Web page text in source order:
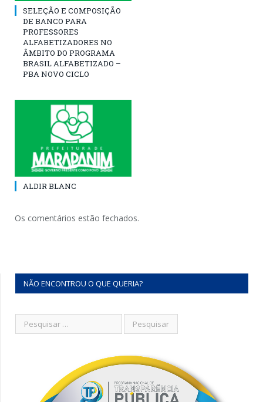
SELEÇÃO E COMPOSIÇÃO
DE BANCO PARA
PROFESSORES
ALFABETIZADORES NO
ÂMBITO DO PROGRAMA
BRASIL ALFABETIZADO –
PBA NOVO CICLO
ALDIR BLANC
Os comentários estão fechados.
NÃO ENCONTROU O QUE QUERIA?